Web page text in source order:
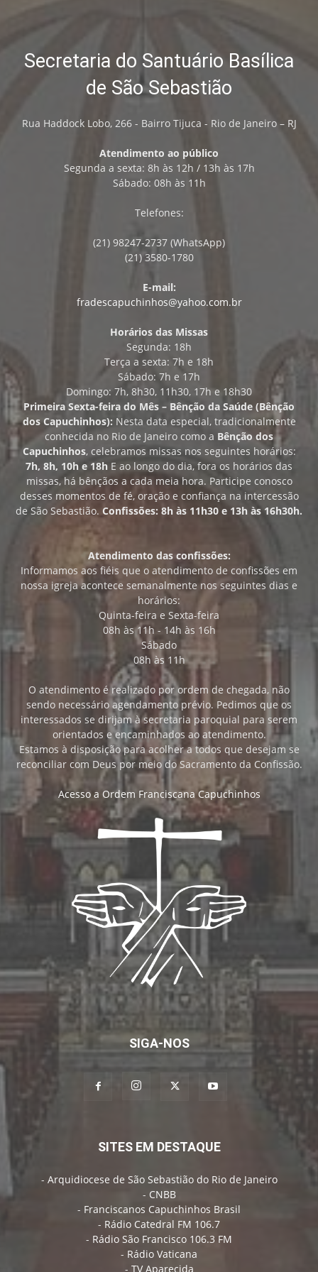
Secretaria do Santuário Basílica
de São Sebastião
Rua Haddock Lobo, 266 - Bairro Tijuca - Rio de Janeiro – RJ
Atendimento ao público
Segunda a sexta: 8h às 12h / 13h às 17h
Sábado: 08h às 11h
Telefones:
(21) 98247-2737 (WhatsApp)
(21) 3580-1780
E-mail:
fradescapuchinhos@yahoo.com.br
Horários das Missas
Segunda: 18h
Terça a sexta: 7h e 18h
Sábado: 7h e 17h
Domingo: 7h, 8h30, 11h30, 17h e 18h30
Primeira Sexta-feira do Mês – Bênção da Saúde (Bênção
dos Capuchinhos): Nesta data especial, tradicionalmente
conhecida no Rio de Janeiro como a Bênção dos
Capuchinhos, celebramos missas nos seguintes horários:
7h, 8h, 10h e 18h E ao longo do dia, fora os horários das
missas, há bênçãos a cada meia hora. Participe conosco
desses momentos de fé, oração e confiança na intercessão
de São Sebastião. Confissões: 8h às 11h30 e 13h às 16h30h.
Atendimento das confissões:
Informamos aos fiéis que o atendimento de confissões em
nossa igreja acontece semanalmente nos seguintes dias e
horários:
Quinta-feira e Sexta-feira
08h às 11h - 14h às 16h
Sábado
08h às 11h
O atendimento é realizado por ordem de chegada, não
sendo necessário agendamento prévio. Pedimos que os
interessados se dirijam à secretaria paroquial para serem
orientados e encaminhados ao atendimento.
Estamos à disposição para acolher a todos que desejam se
reconciliar com Deus por meio do Sacramento da Confissão.
Acesso a Ordem Franciscana Capuchinhos
SIGA-NOS
SITES EM DESTAQUE
- Arquidiocese de São Sebastião do Rio de Janeiro
- CNBB
- Franciscanos Capuchinhos Brasil
- Rádio Catedral FM 106.7
- Rádio São Francisco 106.3 FM
- Rádio Vaticana
- TV Aparecida